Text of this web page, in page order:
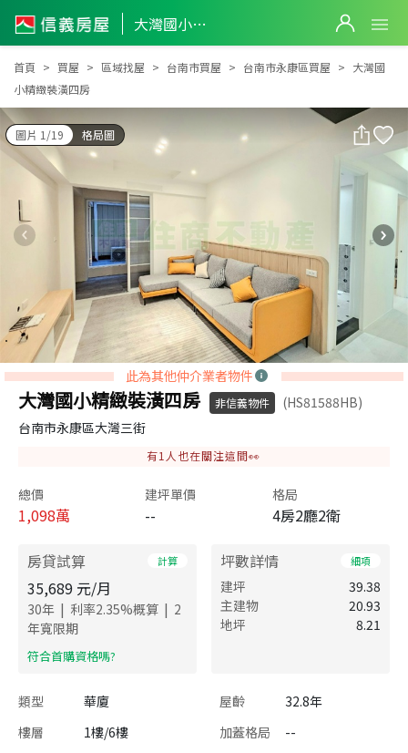
大灣國小精緻裝潢四房
大灣國小精緻裝潢四房
首頁 買屋 區域找屋 台南市買屋 台南市永康區買屋
大灣國
小精緻裝潢四房
圖片 1/19 格局圖
此為其他仲介業者物件
大灣國小精緻裝潢四房 非信義物件
(HS81588HB)
台南市永康區大灣三街
有1 人也在關注這間👀
總價
1,098萬
建坪單價
--
格局
4房2廳2衛
房貸試算 計算
35,689 元/月
30年 | 利率2.35%概算 | 2
年寬限期
​符合首購資格嗎?
坪數詳情 細項
建坪
39.38
主建物
20.93
地坪
8.21
類型 華廈 屋齡
32.8年
樓層
1樓/6樓 加蓋格局
--